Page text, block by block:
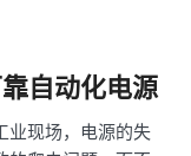
自动化电源
业现场，电源的失